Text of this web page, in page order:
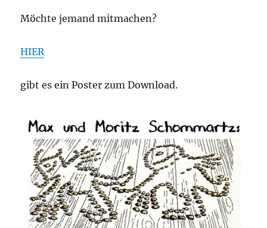
Möchte jemand mitmachen?
HIER
gibt es ein Poster zum Download.